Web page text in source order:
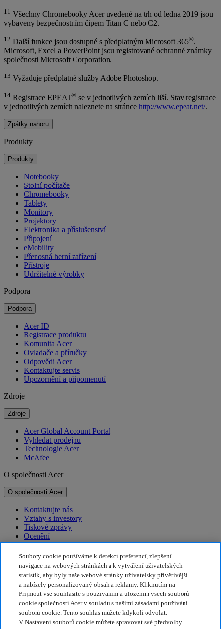
11 Všechny Chromebooky Acer uvedené na trh od ledna 2019 jsou
vybaveny bezpečnostním čipem Titan C nebo C2.
12 Další funkce jsou dostupné s předplatným Microsoft 365®.
Microsoft, Excel a PowerPoint jsou registrované ochranné známky
společnosti Microsoft Corporation.
13 Vyžaduje předplatné služby Adobe Photoshop.
14 Registrace EPEAT® se v jednotlivých zemích liší. Stav registrace
v jednotlivých zemích naleznete na stránce http://www.epeat.net/.
Zpátky nahoru
Produkty
Produkty
Notebooky
Stolní počítače
Chromebooky
Tablety
Monitory
Projektory
Elektronika a příslušenství
Připojení
eMobility
Přenosná herní zařízení
Přístroje
Udržitelné výrobky
Podpora
Podpora
Acer ID
Registrace produktu
Komunita Acer
Ovladače a příručky
Odpovědi Acer
Kontaktujte servis
Upozornění a připomenutí
Zdroje
Zdroje
Acer Global Account Portal
Vyhledat prodejnu
Technologie Acer
McAfee
O společnosti Acer
O společnosti Acer
Kontaktujte nás
Vztahy s investory
Tiskové zprávy
Ocenění
Události
Udržitelnost
Udržitelnost
Společenská odpovědnost firem
Uhlíková stopa produktů
Program Project Humanity
Earthion
Soubory cookie používáme k detekci preferencí, zlepšení
navigace na webových stránkách a k vytváření uživatelských
statistik, aby byly naše webové stránky uživatelsky přívětivější
a nabízely personalizovaný obsah a reklamy. Kliknutím na
Přijmout vše souhlasíte s používáním a uložením všech souborů
cookie společností Acer v souladu s našimi zásadami používání
souborů cookie. Tento souhlas můžete kdykoli odvolat.
V Nastavení souborů cookie můžete spravovat své předvolby